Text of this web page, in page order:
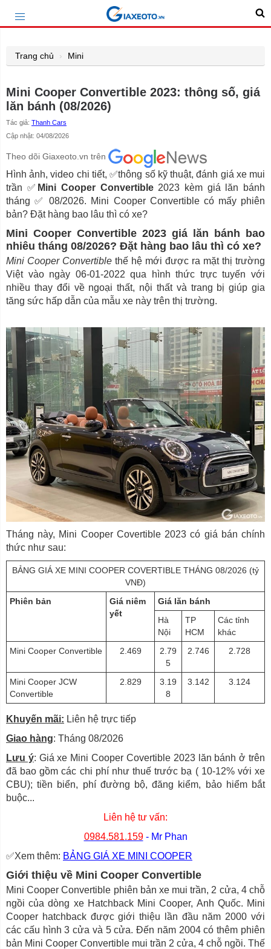
Trang chủ Mini
Mini Cooper Convertible 2023: thông số, giá
lăn bánh (08/2026)
Tác giả: Thanh Cars
Cập nhật: 04/08/2026
Theo dõi Giaxeoto.vn trên
Hình ảnh, video chi tiết, ✅thông số kỹ thuật, đánh giá xe mui
trần ✅ Mini Cooper Convertible2023 kèm giá lăn bánh
tháng ✅ 08/2026. Mini Cooper Convertible có mấy phiên
bản? Đặt hàng bao lâu thì có xe?
Mini Cooper Convertible 2023 giá lăn bánh bao
nhiêu tháng 08/2026? Đặt hàng bao lâu thì có xe?
Mini Cooper Convertible thế hệ mới được ra mặt thị trường
Việt vào ngày 06-01-2022 qua hình thức trực tuyến với
nhiều thay đổi về ngoại thất, nội thất và trang bị giúp gia
tăng sức hấp dẫn của mẫu xe này trên thị trường.
Tháng này, Mini Cooper Covertible 2023 có giá bán chính
thức như sau:
BẢNG GIÁ XE MINI COOPER COVERTIBLE THÁNG 08/2026 (tỷ
VNĐ)
Phiên bản
Giá niêm
yết
Giá lăn bánh
Hà
Nội
TP
HCM
Các tỉnh
khác
Mini Cooper Convertible
2.469
2.79
5
2.746 2.728
Mini Cooper JCW
Convertible
2.829
3.19
8
3.142 3.124
Khuyến mãi: Liên hệ trực tiếp
Giao hàng: Tháng 08/2026
Lưu ý: Giá xe Mini Cooper Covertible 2023 lăn bánh ở trên
đã bao gồm các chi phí như thuế trước bạ ( 10-12% với xe
CBU); tiền biển, phí đường bộ, đăng kiểm, bảo hiểm bắt
buộc...
Liên hệ tư vấn:
0984.581.159- Mr Phan
✅Xem thêm: BẢNG GIÁ XE MINI COOPER
Giới thiệu về Mini Cooper Convertible
Mini Cooper Convertible phiên bản xe mui trần, 2 cửa, 4 chỗ
ngồi của dòng xe Hatchback Mini Cooper, Anh Quốc. Mini
Cooper hatchback được giới thiệu lần đầu năm 2000 với
các cấu hình 3 cửa và 5 cửa. Đến năm 2004 có thêm phiên
bản Mini Cooper Convertible mui trần 2 cửa, 4 chỗ ngồi. Thế